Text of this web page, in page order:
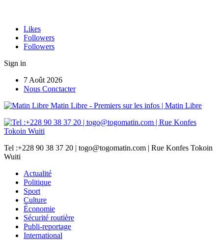
Likes
Followers
Followers
Sign in
7 Août 2026
Nous Conctacter
Matin Libre - Premiers sur les infos | Matin Libre
Tel :+228 90 38 37 20 | togo@togomatin.com | Rue Konfes Tokoin
Wuiti
Actualité
Politique
Sport
Culture
Économie
Sécurité routière
Publi-reportage
International